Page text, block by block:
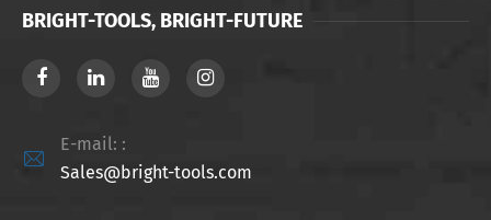
BRIGHT-TOOLS, BRIGHT-FUTURE

E-mail: :
Sales@bright-tools.com